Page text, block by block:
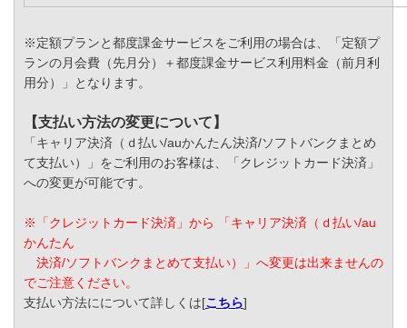
※定額プランと都度課金サービスをご利用の場合は、「定額プ
ランの月会費（先月分）＋都度課金サービス利用料金（前月利
用分）」となります。
【支払い方法の変更について】
「キャリア決済（ｄ払い/auかんたん決済/ソフトバンクまとめ
て支払い）」をご利用のお客様は、「クレジットカード決済」
への変更が可能です。
※「クレジットカード決済」から 「キャリア決済（ｄ払い/au
かんたん
決済/ソフトバンクまとめて支払い）」へ変更は出来ませんの
でご注意ください。
支払い方法にについて詳しくは[こちら]